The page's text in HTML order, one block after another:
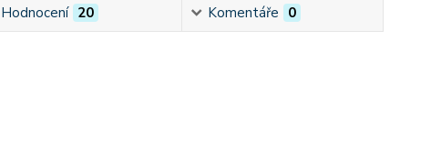
Hodnocení 20 Komentáře 0